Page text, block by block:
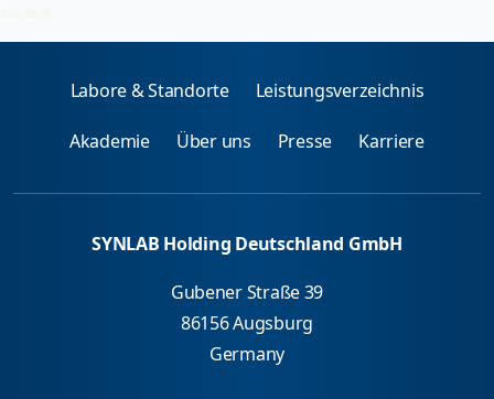
2026-08-09
Labore & Standorte Leistungsverzeichnis
Akademie Über uns Presse Karriere
SYNLAB Holding Deutschland GmbH
Gubener Straße 39
86156 Augsburg
Germany